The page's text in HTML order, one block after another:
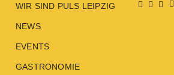
WIR SIND PULS LEIPZIG
NEWS
EVENTS
GASTRONOMIE